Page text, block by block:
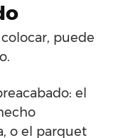
puede
el
o el parquet